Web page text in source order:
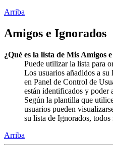
Arriba
Amigos e Ignorados
¿Qué es la lista de Mis Amigos
Puede utilizar la lista para
Los usuarios añadidos a
en Panel de Control de
están identificados y poder
Según la plantilla que
usuarios pueden
su lista de Ignorados, todos
Arriba